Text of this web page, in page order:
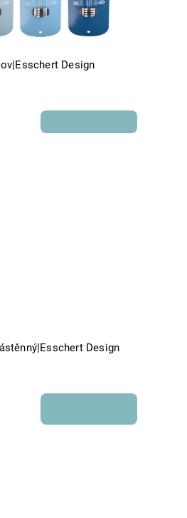
Design
Design